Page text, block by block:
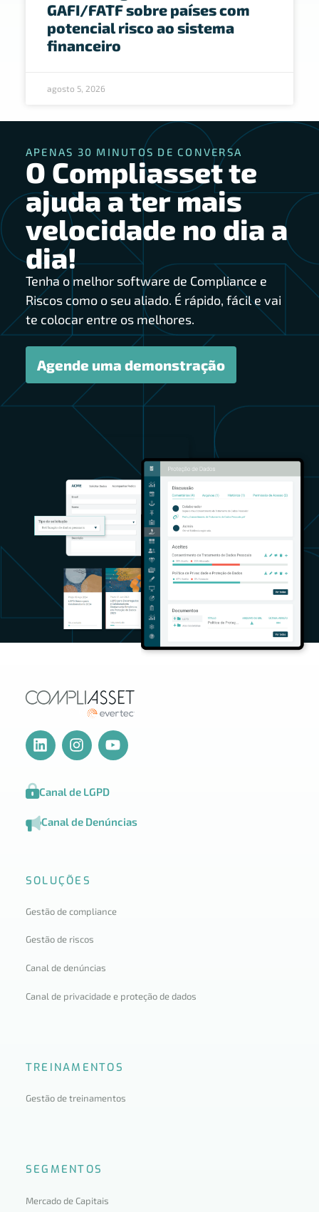
GAFI/FATF sobre países com
potencial risco ao sistema
financeiro
agosto 5, 2026
APENAS 30 MINUTOS DE CONVERSA
O Compliasset te
ajuda a ter mais
velocidade no dia a
dia!
Tenha o melhor software de Compliance e
Riscos como o seu aliado. É rápido, fácil e vai
te colocar entre os melhores.
Agende uma demonstração
Canal de LGPD
Canal de Denúncias
SOLUÇÕES
Gestão de compliance
Gestão de riscos
Canal de denúncias
Canal de privacidade e proteção de dados
TREINAMENTOS
Gestão de treinamentos
SEGMENTOS
Mercado de Capitais